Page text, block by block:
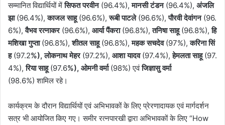
सम्मानित विद्यार्थियों मेंसिफत परवीन(96.4%),मानसी टंडन(96.4%), अंजलि
झा(96.4%),काजल साहू(96.6%),रूबी पाटले(96.6%),पौरवी देवांगन(96.
6%),वैभव रत्नाकर(96.6%), आर्या पैंकरा(96.8%),तनिषा साहू(96.8%),हि
मशिखा गुप्ता(96.8%),शीतल साहू(96.8%),महक सचदेव(97%),करिना सिं
ह(97.2%),लोकनाथ मेहर(97.2%), आशा यादव(97.4%),हेमलता साहू(97.
4%),रिया साहू(97.6%), ओमनी वर्मा(98%) एवंजिज्ञासु वर्मा
(98.6%) शामिल रहे।
कार्यक्रम के दौरान विद्यार्थियों एवं अभिभावकों के लिए प्रेरणादायक एवं मार्गदर्शन
सत्र भी आयोजित किए गए। समीर रत्नपारखी द्वारा अभिभावकों के लिए “How